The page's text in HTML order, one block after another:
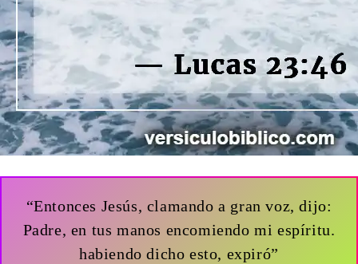
“Entonces Jesús, clamando a gran voz, dijo:
Padre, en tus manos encomiendo mi espíritu.
habiendo dicho esto, expiró”